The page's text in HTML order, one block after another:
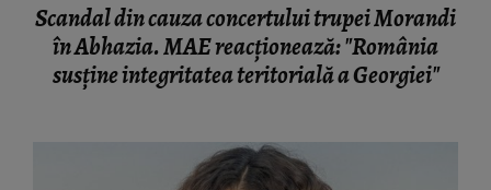
Scandal din cauza concertului trupei Morandi
în Abhazia. MAE reacționează: "România
susține integritatea teritorială a Georgiei"